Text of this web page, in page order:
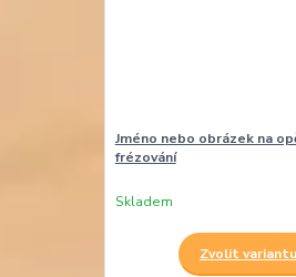
Jméno nebo obrázek na
frézování
Skladem
Zvolit variantu